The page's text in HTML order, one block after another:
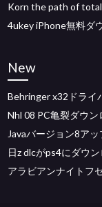
Korn the path of
4ukey iPhone無料ダ
New
Behringer x32ドライ
Nhl 08 PC亀裂ダウン
Javaバージョン8ア
日z dlcがps4にダウ
アラビアンナイトフ